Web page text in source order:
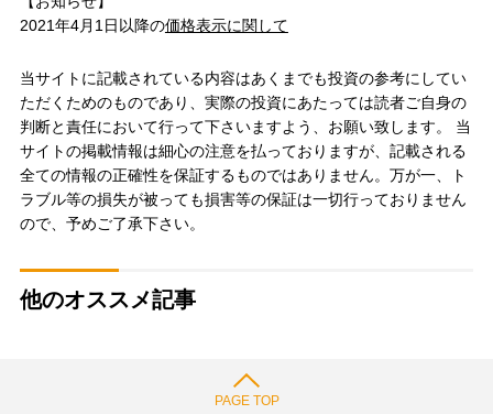
2021年4月1日以降の価格表示に関して
当サイトに記載されている内容はあくまでも投資の参考にしてい
ただくためのものであり、実際の投資にあたっては読者ご自身の
判断と責任において行って下さいますよう、お願い致します。 当
サイトの掲載情報は細心の注意を払っておりますが、記載される
全ての情報の正確性を保証するものではありません。万が一、ト
ラブル等の損失が被っても損害等の保証は一切行っておりません
ので、予めご了承下さい。
他のオススメ記事
PAGE TOP